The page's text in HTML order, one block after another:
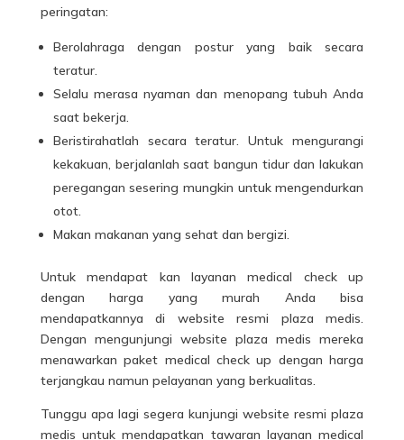
peringatan:
Berolahraga dengan postur yang baik secara
teratur.
Selalu merasa nyaman dan menopang tubuh Anda
saat bekerja.
Beristirahatlah secara teratur. Untuk mengurangi
kekakuan, berjalanlah saat bangun tidur dan lakukan
peregangan sesering mungkin untuk mengendurkan
otot.
Makan makanan yang sehat dan bergizi.
Untuk mendapat kan layanan medical check up
dengan harga yang murah Anda bisa
mendapatkannya di website resmi plaza medis.
Dengan mengunjungi website plaza medis mereka
menawarkan paket medical check up dengan harga
terjangkau namun pelayanan yang berkualitas.
Tunggu apa lagi segera kunjungi website resmi plaza
medis untuk mendapatkan tawaran layanan medical